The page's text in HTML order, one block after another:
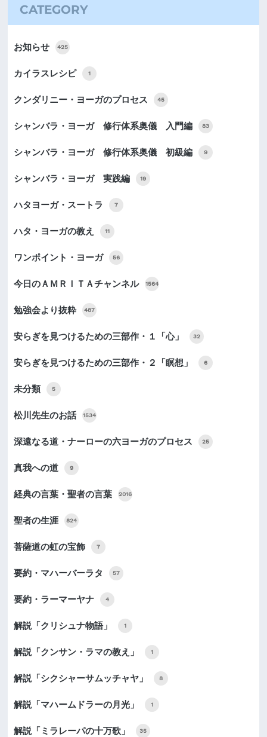
CATEGORY
お知らせ 425
カイラスレシピ 1
クンダリニー・ヨーガのプロセス 45
シャンバラ・ヨーガ 修行体系奥儀 入門編 83
シャンバラ・ヨーガ 修行体系奥儀 初級編 9
シャンバラ・ヨーガ 実践編 19
ハタヨーガ・スートラ 7
ハタ・ヨーガの教え 11
ワンポイント・ヨーガ 56
今日のＡＭＲＩＴＡチャンネル 1564
勉強会より抜粋 487
安らぎを見つけるための三部作・１「心」 32
安らぎを見つけるための三部作・２「瞑想」 6
未分類 5
松川先生のお話 1534
深遠なる道・ナーローの六ヨーガのプロセス 25
真我への道 9
経典の言葉・聖者の言葉 2016
聖者の生涯 824
菩薩道の虹の宝飾 7
要約・マハーバーラタ 57
要約・ラーマーヤナ 4
解説「クリシュナ物語」 1
解説「クンサン・ラマの教え」 1
解説「シクシャーサムッチャヤ」 8
解説「マハームドラーの月光」 1
解説「ミラレーパの十万歌」 35